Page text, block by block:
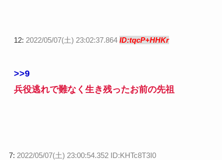
12: 2022/05/07(土) 23:02:37.864 ID:tqcP+HHKr
>>9
兵役逃れで難なく生き残ったお前の先祖
7: 2022/05/07(土) 23:00:54.352 ID:KHTc8T3I0